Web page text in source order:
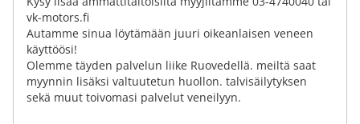
vk-motors.fi
Autamme sinua löytämään juuri oikeanlaisen veneen
käyttöösi!
Olemme täyden palvelun liike Ruovedellä. meiltä saat
myynnin lisäksi valtuutetun huollon. talvisäilytyksen
sekä muut toivomasi palvelut veneilyyn.